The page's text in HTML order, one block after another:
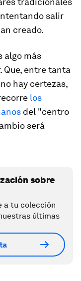
salir
creado.
algo más
Que, entre tanta
hay certezas,
los
del "centro
será
sobre
a tu colección
últimas